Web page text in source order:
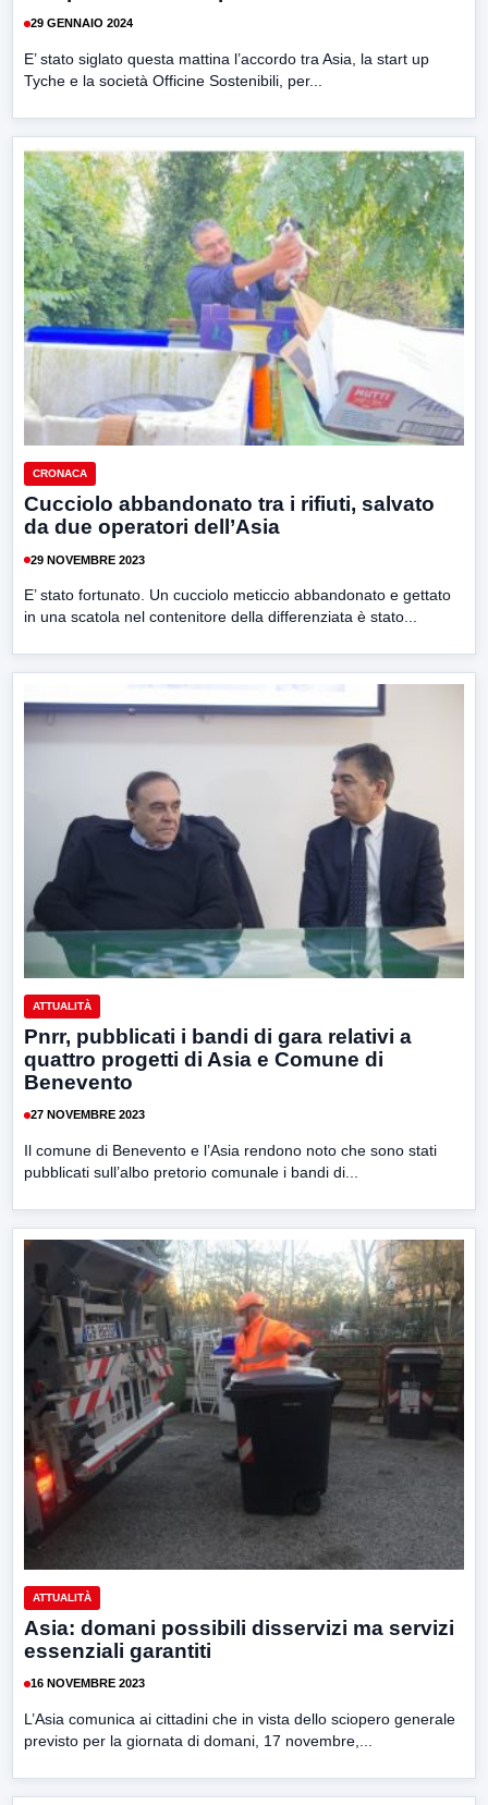
29 GENNAIO 2024
E’ stato siglato questa mattina l’accordo tra Asia, la start up
Tyche e la società Officine Sostenibili, per...
CRONACA
Cucciolo abbandonato tra i rifiuti, salvato
da due operatori dell’Asia
29 NOVEMBRE 2023
E’ stato fortunato. Un cucciolo meticcio abbandonato e gettato
in una scatola nel contenitore della differenziata è stato...
ATTUALITÀ
Pnrr, pubblicati i bandi di gara relativi a
quattro progetti di Asia e Comune di
Benevento
27 NOVEMBRE 2023
Il comune di Benevento e l’Asia rendono noto che sono stati
pubblicati sull’albo pretorio comunale i bandi di...
ATTUALITÀ
Asia: domani possibili disservizi ma servizi
essenziali garantiti
16 NOVEMBRE 2023
L’Asia comunica ai cittadini che in vista dello sciopero generale
previsto per la giornata di domani, 17 novembre,...